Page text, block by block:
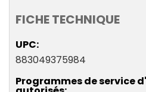
FICHE TECHNIQUE
UPC
883049375984
Programmes de service